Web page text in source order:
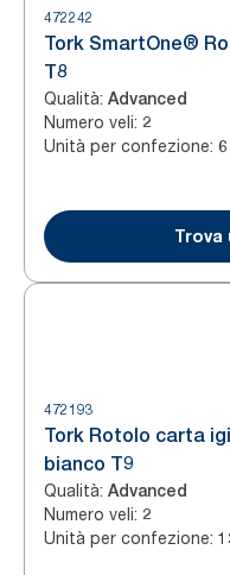
472242
Tork SmartOne®
T8
Qualità: Advanced
Numero veli: 2
Unità per confezione: 6
472193
Tork Rotolo carta
bianco T9
Qualità: Advanced
Numero veli: 2
Unità per confezione: